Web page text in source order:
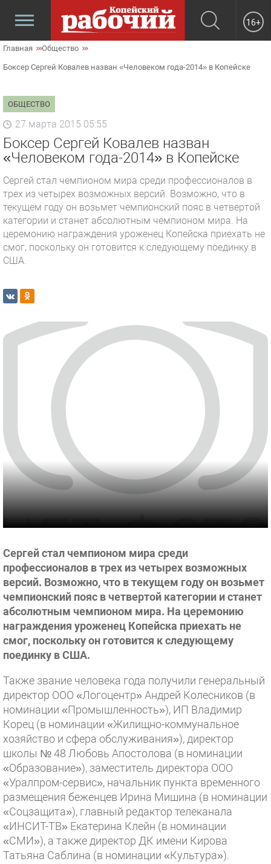
16+
Главная Общество
Боксер Сергей Ковалев назван «Человеком года-2014» в Копейске
ОБЩЕСТВО
27 марта 2015 05:55
Боксер Сергей Ковалев назван
«Человеком года-2014» в Копейске
Сергей стал чемпионом мира среди профессионалов в
трех из четырех возможных версий. Возможно, что в
текущем году он возьмет чемпионский пояс в четвертой
категории и станет абсолютным чемпионом мира. На
церемонию награждения уроженец Копейска приехать не
смог, поскольку он готовится к следующему поединку в
США.
Сергей стал чемпионом мира среди
профессионалов в трех из четырех возможных
версий. Возможно, что в текущем году он возьмет
чемпионский пояс в четвертой категории и станет
абсолютным чемпионом мира. На церемонию
награждения уроженец Копейска приехать не
смог, поскольку он готовится к следующему
поединку в США.
Также звание человека года получили генеральный
директор ООО «Логоцентр» Андрей Колесников (в
номинации «Промышленность»), ИП Владимир
Корец (в номинации «Жилищно-коммунальное
хозяйство и сфера обслуживания»), директор
школы № 48 Любовь Апостолова (в номинации
«Образование»), заместитель директора ООО
«Уралпром-сервис», начальник пункта временного
размещения беженцев Ирина Мишина (в номинации
«Соцзащита»), главный редактор телеканала
«ИНСИТ-ТВ» Екатерина Клейн (в номинации
«СМИ»), а также директор ДК имени Кирова
Татьяна Саблина (в номинации «Культура»).